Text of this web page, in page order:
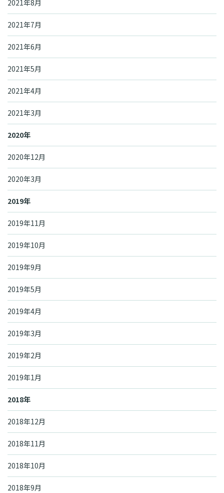
2021年8月
2021年7月
2021年6月
2021年5月
2021年4月
2021年3月
2020年
2020年12月
2020年3月
2019年
2019年11月
2019年10月
2019年9月
2019年5月
2019年4月
2019年3月
2019年2月
2019年1月
2018年
2018年12月
2018年11月
2018年10月
2018年9月